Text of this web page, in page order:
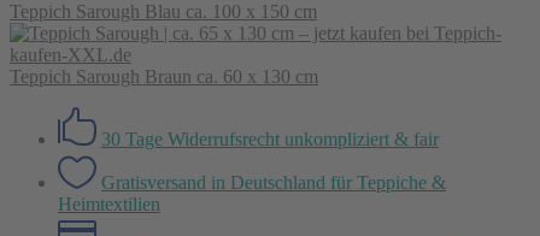
Teppich Sarough Blau ca. 100 x 150 cm
Teppich Sarough Braun ca. 60 x 130 cm
30 Tage Widerrufsrecht unkompliziert & fair
Gratisversand in Deutschland für Teppiche &
Heimtextilien